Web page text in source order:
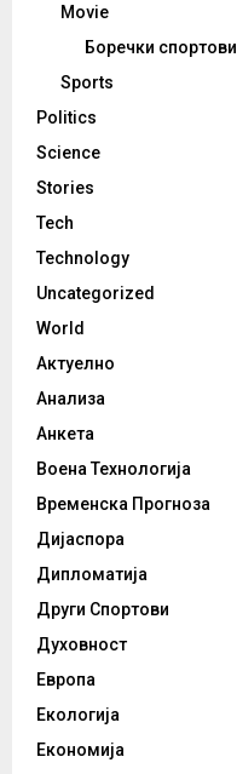
Movie
Боречки спортови
Sports
Politics
Science
Stories
Tech
Technology
Uncategorized
World
Актуелно
Анализа
Анкета
Воена Технологија
Временска Прогноза
Дијаспора
Дипломатија
Други Спортови
Духовност
Европа
Екологија
Економија